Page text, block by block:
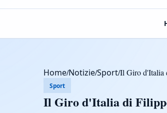
Home/Notizie/Sport/Il Giro d'Italia
Sport
Il Giro d'Italia di